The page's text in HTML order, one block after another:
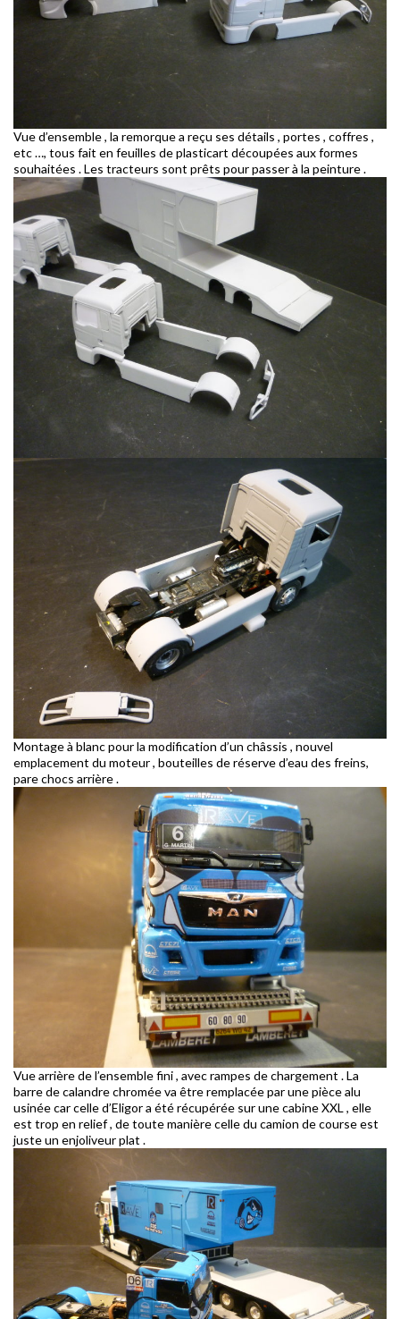
Vue d’ensemble , la remorque a reçu ses détails , portes , coffres ,
etc …, tous fait en feuilles de plasticart découpées aux formes
souhaitées . Les tracteurs sont prêts pour passer à la peinture .
Montage à blanc pour la modification d’un châssis , nouvel
emplacement du moteur , bouteilles de réserve d’eau des freins,
pare chocs arrière .
Vue arrière de l’ensemble fini , avec rampes de chargement . La
barre de calandre chromée va être remplacée par une pièce alu
usinée car celle d’Eligor a été récupérée sur une cabine XXL , elle
est trop en relief , de toute manière celle du camion de course est
juste un enjoliveur plat .